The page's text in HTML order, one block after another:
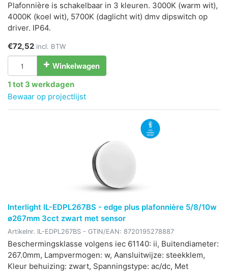
Plafonnière is schakelbaar in 3 kleuren. 3000K (warm wit),
4000K (koel wit), 5700K (daglicht wit) dmv dipswitch op
driver. IP64.
€72,52 incl. BTW
Winkelwagen
1 tot 3 werkdagen
Bewaar op projectlijst
Interlight IL-EDPL267BS - edge plus plafonnière 5/8/10w
ø267mm 3cct zwart met sensor
Artikelnr. IL-EDPL267BS - GTIN/EAN: 8720195278887
Beschermingsklasse volgens iec 61140: ii, Buitendiameter:
267.0mm, Lampvermogen: w, Aansluitwijze: steekklem,
Kleur behuizing: zwart, Spanningstype: ac/dc, Met